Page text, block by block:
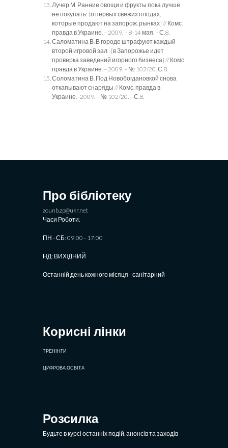
Лучер М. Ранние овощи и фрукты пока лучше
не покупать: [о первых свежих плодах,
которые продают на запорож. рынках] // Комс.
правда в Украине. – 2009. – 8-14 мая. – С.8.
Саломатина В. В городе штрафуют каждый
второй игровой зал : [в Запорожье идет
проверка заведений игорного бизнеса] // Комс.
правда в Украине. – 2009. – № 102/20. С.8.
Соломатина В. Под Новобогдановкой снова
откапывают снаряды // Комс. правда в
Украине. -2009. – № 102/20. – С.8.
Про бібліотеку
zounb.zp@ukr.net
Часи Роботи:
ПН - СБ: 09:00 - 17:00
НД: ВИХIДНИЙ
Останній день кожного місяця - санітарний
Корисні лінки
ТРЕНІНГИ
ЦИФРОВА ОСВІТА
Розсилка
Будьте в курсі останніх подій, анонсів та заходів